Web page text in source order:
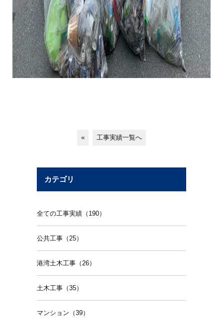
« 工事実績一覧へ
カテゴリ
全ての工事実績（190）
公共工事（25）
港湾土木工事（26）
土木工事（35）
マンション（39）